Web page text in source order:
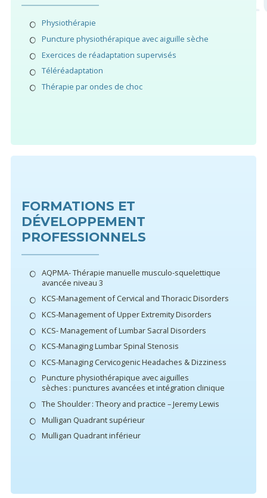
Physiothérapie
Puncture physiothérapique avec aiguille sèche
Exercices de réadaptation supervisés
Téléréadaptation
Thérapie par ondes de choc
FORMATIONS ET
DÉVELOPPEMENT
PROFESSIONNELS
AQPMA- Thérapie manuelle musculo-squelettique
avancée niveau 3
KCS-Management of Cervical and Thoracic Disorders
KCS-Management of Upper Extremity Disorders
KCS- Management of Lumbar Sacral Disorders
KCS-Managing Lumbar Spinal Stenosis
KCS-Managing Cervicogenic Headaches & Dizziness
Puncture physiothérapique avec aiguilles
sèches : punctures avancées et intégration clinique
The Shoulder : Theory and practice – Jeremy Lewis
Mulligan Quadrant supérieur
Mulligan Quadrant inférieur